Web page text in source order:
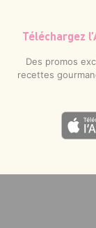
Téléchargez
Des promos
recettes